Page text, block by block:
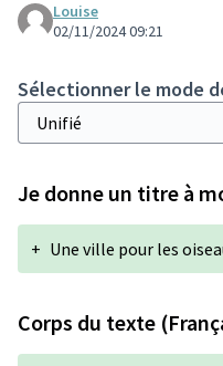
Louise
02/11/2024 09:21
Sélectionner le mode
Je donne un titre à
+ Une ville pour les
Corps du texte